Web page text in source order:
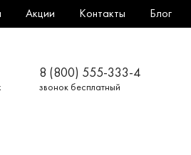
Акции Контакты Блог
8 (800) 555-333-4
звонок бесплатный